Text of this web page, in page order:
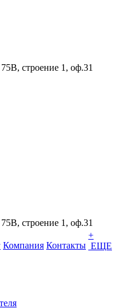
строение 1, оф.31
строение 1, оф.31
Компания Контакты
+
ЕЩЕ